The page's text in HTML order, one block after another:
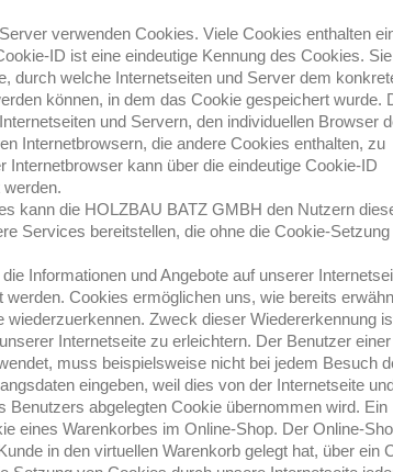
verwenden Cookies. Viele Cookies enthalten
ID ist eine eindeutige Kennung des Cookies. Sie
durch welche Internetseiten und Server dem
können, in dem das Cookie gespeichert wurde.
und Servern, den individuellen Browser
Internetbrowsern, die andere Cookies enthalten, zu
Internetbrowser kann über die eindeutige Cookie-ID
kann die HOLZBAU BATZ GMBH den Nutzern
Services bereitstellen, die ohne die Cookie-
Informationen und Angebote auf unserer
Cookies ermöglichen uns, wie bereits
wiederzuerkennen. Zweck dieser Wiedererkennung
Internetseite zu erleichtern. Der Benutzer einer
muss beispielsweise nicht bei jedem Besuch
eingeben, weil dies von der Internetseite
Benutzers abgelegten Cookie übernommen wird. Ein
eines Warenkorbes im Online-Shop. Der Online-
in den virtuellen Warenkorb gelegt hat, über ein